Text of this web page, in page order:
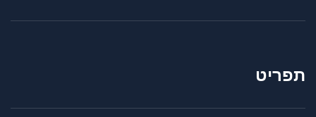
תפריט